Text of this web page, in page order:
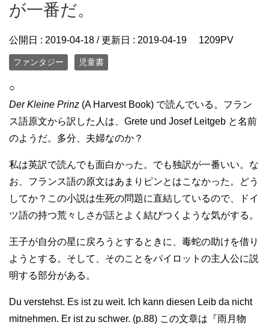
が一番だ。
公開日 : 2019-04-18 / 更新日 : 2019-04-19 1209PV
ファンタジー 児童書
○
Der Kleine Prinz (A Harvest Book) で読んでいる。フラン
ス語原文から訳した人は、Grete und Josef Leitgeb と名前
のようだ。多分、夫婦なのか？
私は英訳で読んでも面白かった。でも独訳が一番いい。な
お、フランス語の原文はあまりピンとはこなかった。どう
してか？この小説は生死の問題に直結しているので、ドイ
ツ語の持つ荒々しさが話とよく結びつくような気がする。
王子が自分の星に戻ろうとするときに、毒蛇の助けを借り
ようとする。そして、そのことをパイロットの主人公に説
明する部分がある。
Du verstehst. Es ist zu weit. Ich kann diesen Leib da nicht
mitnehmen. Er ist zu schwer. (p.88) この文章は『雨月物